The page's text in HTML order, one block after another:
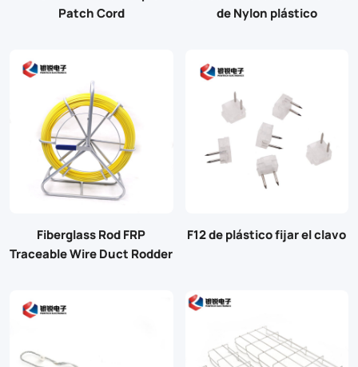
Patch Cord
de Nylon plástico
Fiberglass Rod FRP
Traceable Wire Duct Rodder
F12 de plástico fijar el clavo